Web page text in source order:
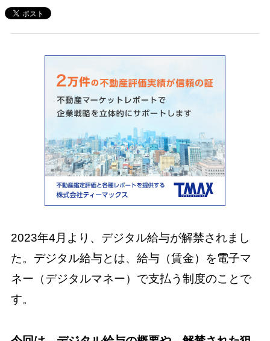
2023年4月より、デジタル給与が解禁されまし
た。デジタル給与とは、給与（賃金）を電子マ
ネー（デジタルマネー）で支払う制度のことで
す。